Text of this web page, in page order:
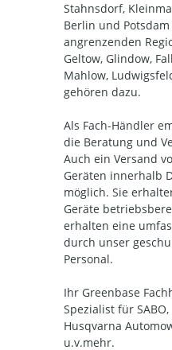
Stahnsdorf,
Berlin und
angrenzenden
Geltow, Glindow,
Mahlow,
gehören dazu.
Als Fach-Händler
die Beratung und
Auch ein Versand
Geräten innerhalb
möglich. Sie
Geräte
erhalten eine
durch unser
Personal.
Ihr Greenbase
Spezialist für SABO,
Husqvarna
u.v.mehr.